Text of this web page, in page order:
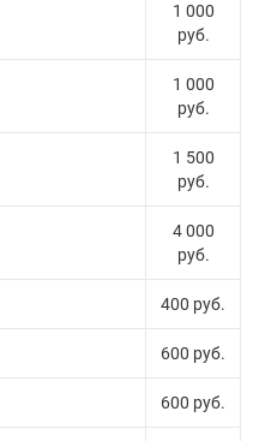
1 000
руб.
1 000
руб.
1 500
руб.
4 000
руб.
400 руб.
600 руб.
600 руб.